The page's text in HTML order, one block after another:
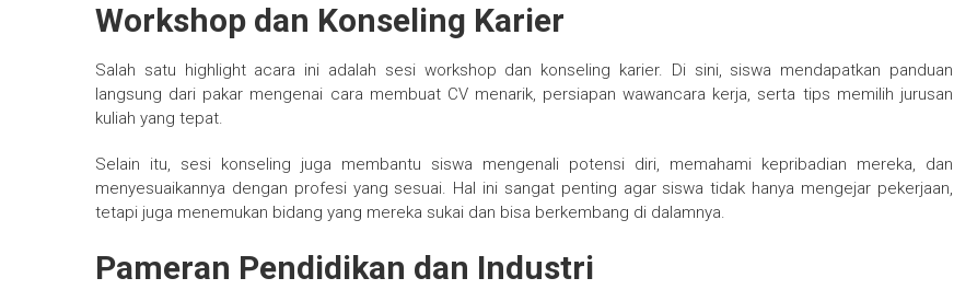
Workshop dan Konseling Karier
Salah satu highlight acara ini adalah sesi workshop dan konseling karier. Di sini, siswa mendapatkan panduan
langsung dari pakar mengenai cara membuat CV menarik, persiapan wawancara kerja, serta tips memilih jurusan
kuliah yang tepat.
Selain itu, sesi konseling juga membantu siswa mengenali potensi diri, memahami kepribadian mereka, dan
menyesuaikannya dengan profesi yang sesuai. Hal ini sangat penting agar siswa tidak hanya mengejar pekerjaan,
tetapi juga menemukan bidang yang mereka sukai dan bisa berkembang di dalamnya.
Pameran Pendidikan dan Industri